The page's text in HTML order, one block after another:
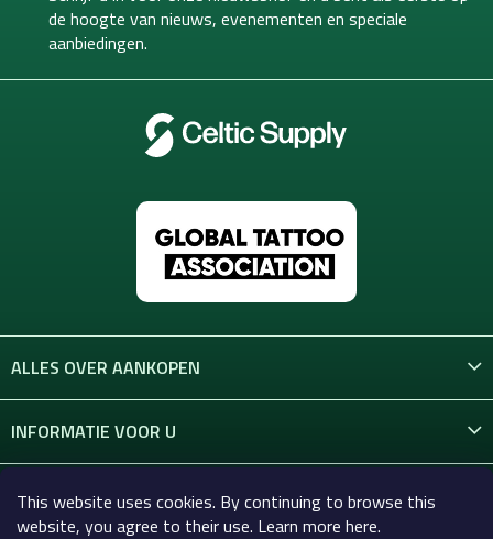
This website uses cookies. By continuing to browse this
website, you agree to their use. Learn more here.
de hoogte van nieuws, evenementen en speciale
aanbiedingen.
ALLES OVER AANKOPEN
INFORMATIE VOOR U
CONTACT